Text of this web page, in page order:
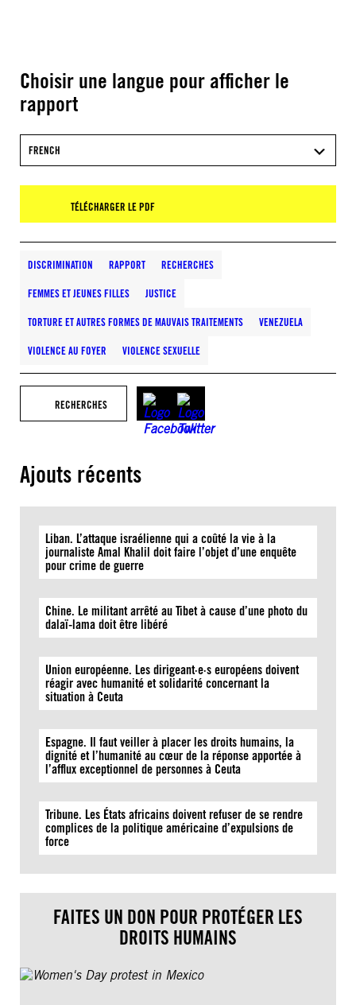
Choisir une langue pour afficher le
rapport
FRENCH
TÉLÉCHARGER LE PDF
DISCRIMINATION RAPPORT RECHERCHES
FEMMES ET JEUNES FILLES JUSTICE
TORTURE ET AUTRES FORMES DE MAUVAIS TRAITEMENTS VENEZUELA
VIOLENCE AU FOYER VIOLENCE SEXUELLE
RECHERCHES
Ajouts récents
Liban. L’attaque israélienne qui a coûté la vie à la
journaliste Amal Khalil doit faire l’objet d’une enquête
pour crime de guerre
Chine. Le militant arrêté au Tibet à cause d’une photo du
dalaï-lama doit être libéré
Union européenne. Les dirigeant·e·s européens doivent
réagir avec humanité et solidarité concernant la
situation à Ceuta
Espagne. Il faut veiller à placer les droits humains, la
dignité et l’humanité au cœur de la réponse apportée à
l’afflux exceptionnel de personnes à Ceuta
Tribune. Les États africains doivent refuser de se rendre
complices de la politique américaine d’expulsions de
force
FAITES UN DON POUR PROTÉGER LES
DROITS HUMAINS